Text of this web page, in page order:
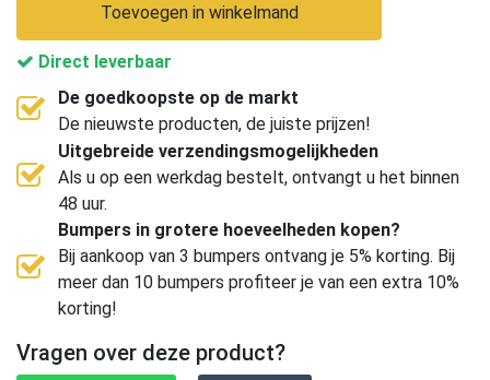
Toevoegen in winkelmand
Direct leverbaar
De goedkoopste op de markt
De nieuwste producten, de juiste prijzen!
Uitgebreide verzendingsmogelijkheden
Als u op een werkdag bestelt, ontvangt u het binnen
48 uur.
Bumpers in grotere hoeveelheden kopen?
Bij aankoop van 3 bumpers ontvang je 5% korting. Bij
meer dan 10 bumpers profiteer je van een extra 10%
korting!
Vragen over deze product?